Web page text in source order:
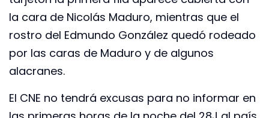
la cara de Nicolás Maduro, mientras que el
rostro del Edmundo González quedó rodeado
por las caras de Maduro y de algunos
alacranes.
El CNE no tendrá excusas para no informar en